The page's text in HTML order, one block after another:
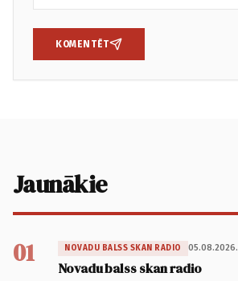
KOMENTĒT
Jaunākie
01 NOVADU BALSS SKAN RADIO 05.08.2026.
Novadu balss skan radio